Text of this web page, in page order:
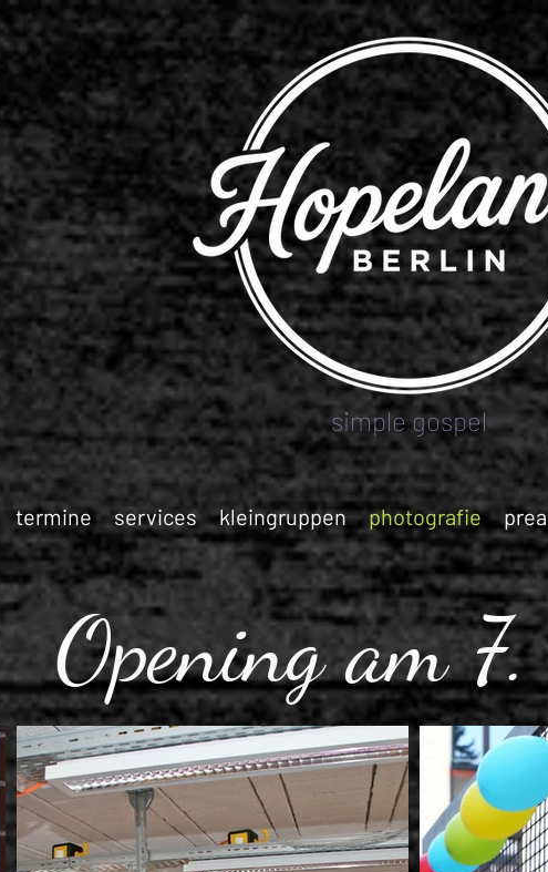
simple gospel
termine services kleingruppen photografie
Opening am